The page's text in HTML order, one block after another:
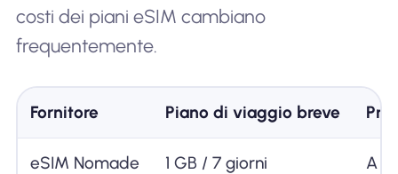
costi dei piani eSIM cambiano
frequentemente.
Fornitore Piano di viaggio breve
eSIM Nomade 1 GB / 7 giorni A